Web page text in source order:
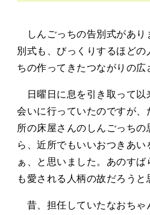
でんぱた
お知らせ
アクセス
お問い合わせ
しんごっちの告別式があり
別式も、びっくりするほどの
ちの作ってきたつながりの広
日曜日に息を引き取って以
会いに行っていたのですが、
所の床屋さんのしんごっち
ら、近所でもいいおつきあい
ぁ、と思いました。あのす
も愛される人柄の故だろうと
昔、担任していたなおちゃ